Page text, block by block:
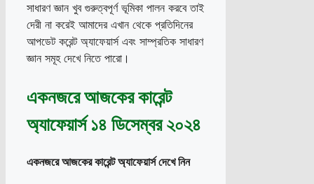
সাধারণ জ্ঞান খুব গুরুত্বপূর্ণ ভূমিকা পালন করবে তাই
দেরী না করেই আমাদের এখান থেকে প্রতিদিনের
আপডেট করেন্ট অ্যাফেয়ার্স এবং সাম্প্রতিক সাধারণ
জ্ঞান সমূহ দেখে নিতে পারো।
একনজরে আজকের কারেন্ট
অ্যাফেয়ার্স ১৪ ডিসেম্বর ২০২৪
একনজরে আজকের কারেন্ট অ্যাফেয়ার্স দেখে নিন